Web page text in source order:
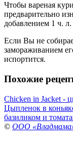
Чтобы вареная
предварительно
добавлением 1 ч.
Если Вы не
замораживанием
испортится.
Похожие
Chicken in Jacket -
Цыпленок в
базиликом и
© ООО